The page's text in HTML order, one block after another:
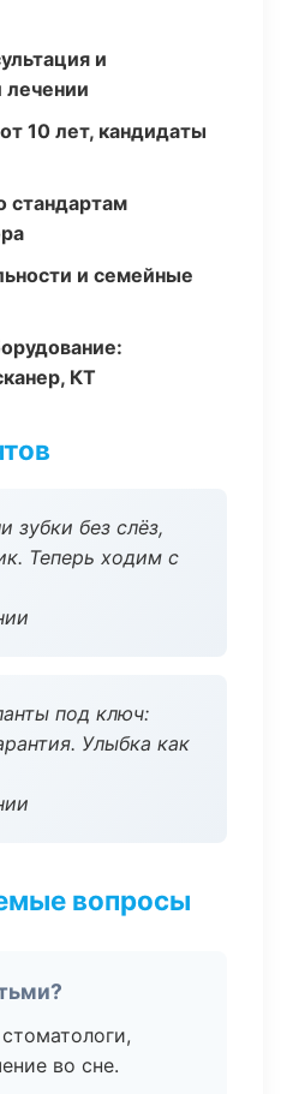
и
лечении
10 лет, кандидаты
стандартам
и семейные
КТ
зубки без слёз,
Теперь ходим с
под ключ:
Улыбка как
вопросы
во сне.